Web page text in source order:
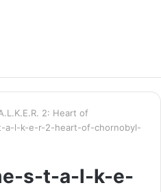
2: Heart of
a-l-k-e-r-2-heart-of-chornobyl-
s-t-a-l-k-e-